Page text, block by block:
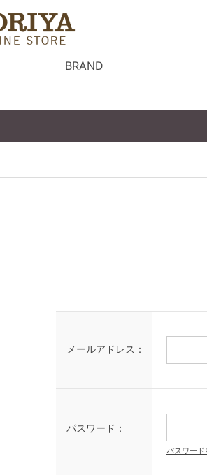
BRAND
メールアドレス：
パスワード：
パスワー